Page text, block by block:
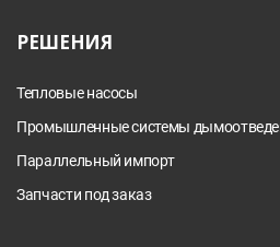
РЕШЕНИЯ
Тепловые насосы
Промышленные системы
Параллельный импорт
Запчасти под заказ